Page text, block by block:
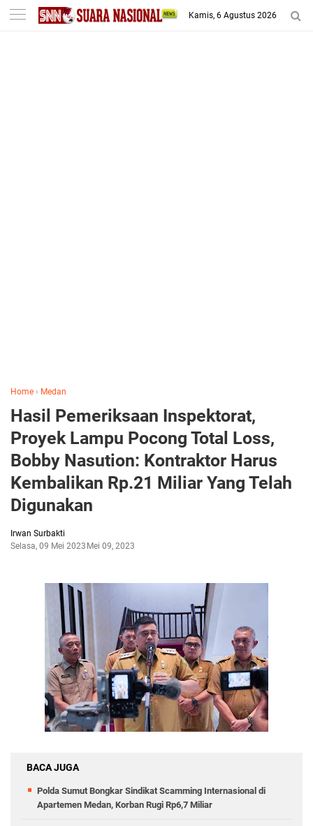
-->
Kamis, 6 Agustus 2026
Home › Medan
Hasil Pemeriksaan Inspektorat,
Proyek Lampu Pocong Total Loss,
Bobby Nasution: Kontraktor Harus
Kembalikan Rp.21 Miliar Yang Telah
Digunakan
Irwan Surbakti
Selasa, 09 Mei 2023 Mei 09, 2023
BACA JUGA
Polda Sumut Bongkar Sindikat Scamming Internasional di
Apartemen Medan, Korban Rugi Rp6,7 Miliar